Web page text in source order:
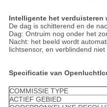
Intelligente het verduisteren
De dag is schitterend en de
Dag: Ontruim nog onder het
Nacht: het beeld wordt
lichtsensor, en verblindend niet
Specificatie van
COMMISSIE TYPE
ACTIEF GEBIED